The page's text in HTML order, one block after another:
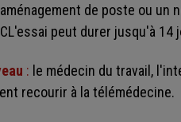
aménagement de poste ou un
CL'essai peut durer jusqu'à 14
: le médecin du travail,
recourir à la télémédecine.